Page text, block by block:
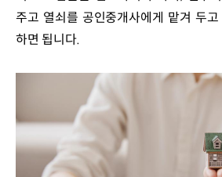
주고 열쇠를 공인중개사에게 맡겨 두고
하면 됩니다.